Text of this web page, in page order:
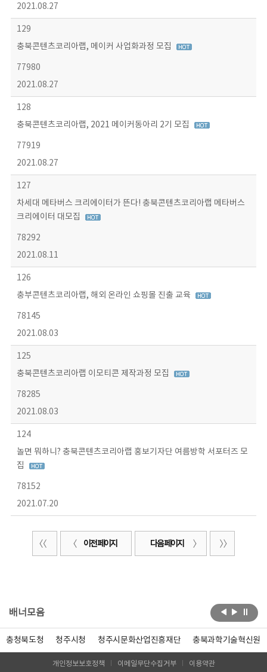
2021.08.27
129
충북콘텐츠코리아랩, 메이커 사업화과정 모집
77980
2021.08.27
128
충북콘텐츠코리아랩, 2021 메이커동아리 2기 모집
77919
2021.08.27
127
차세대 메타버스 크리에이터가 뜬다! 충북콘텐츠코리아랩 메타버스
크리에이터 대모집
78292
2021.08.11
126
충부콘텐츠코리아랩, 해외 온라인 쇼핑몰 진출 교육
78145
2021.08.03
125
충북콘텐츠코리아랩 이모티콘 제작과정 모집
78285
2021.08.03
124
놀면 뭐하니? 충북콘텐츠코리아랩 홍보기자단 여름방학 서포터즈 모
집
78152
2021.07.20
이전 페이지 다음 페이지
배너모음
충청북도청 청주시청 청주시문화산업진흥재단 충북과학기술혁신원
개인정보보호정책 이메일무단수집거부 이용약관